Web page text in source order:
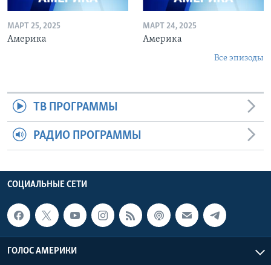
МАРТ 25, 2025
Америка
МАРТ 24, 2025
Америка
Все эпизоды
ТВ ПРОГРАММЫ
РАДИО ПРОГРАММЫ
СОЦИАЛЬНЫЕ СЕТИ
ГОЛОС АМЕРИКИ